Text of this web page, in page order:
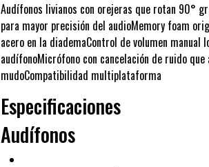
Audífonos livianos con orejeras que rotan 90°
para mayor precisión del audioMemory foam
acero en la diademaControl de volumen manual
audífonoMicrófono con cancelación de ruido
mudoCompatibilidad multiplataforma
Especificaciones
Audífonos